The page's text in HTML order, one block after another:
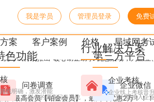
我是学员 管理员登录 免费
色功能
问卷调查
多样化的调查问卷系统
第三方平台
企业微信
一键接入企
线明确，激发潜能
行业解决方案
企业考核
企业线上考核晋
案 客户案例 价格 局域网考
吧！
试特别推出“暖心助企助学”优惠活动，为企业
买最高会员【铂金会员】，最高可优惠2万！！！